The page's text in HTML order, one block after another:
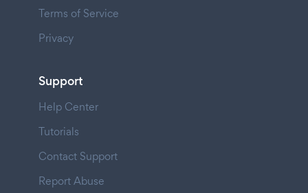
Terms of Service
Privacy
Support
Help Center
Tutorials
Contact Support
Report Abuse